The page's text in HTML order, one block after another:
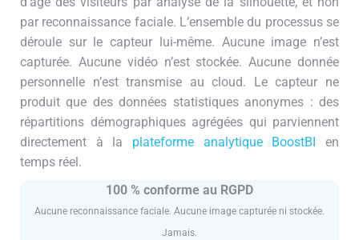
par reconnaissance faciale. L’ensemble du processus se
déroule sur le capteur lui-même. Aucune image n’est
capturée. Aucune vidéo n’est stockée. Aucune donnée
personnelle n’est transmise au cloud. Le capteur ne
produit que des données statistiques anonymes : des
répartitions démographiques agrégées qui parviennent
directement à la plateforme analytique BoostBI en
temps réel.
100 % conforme au RGPD
Aucune reconnaissance faciale. Aucune image capturée ni stockée.
Jamais.